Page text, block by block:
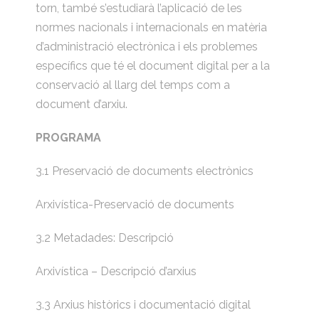
torn, també s’estudiarà l’aplicació de les
normes nacionals i internacionals en matèria
d’administració electrònica i els problemes
específics que té el document digital per a la
conservació al llarg del temps com a
document d’arxiu.
PROGRAMA
3.1 Preservació de documents electrònics
Arxivística-Preservació de documents
3.2 Metadades: Descripció
Arxivística – Descripció d’arxius
3.3 Arxius històrics i documentació digital